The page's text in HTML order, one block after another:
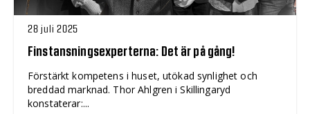
28 juli 2025
Finstansningsexperterna: Det är på gång!
Förstärkt kompetens i huset, utökad synlighet och
breddad marknad. Thor Ahlgren i Skillingaryd
konstaterar:...